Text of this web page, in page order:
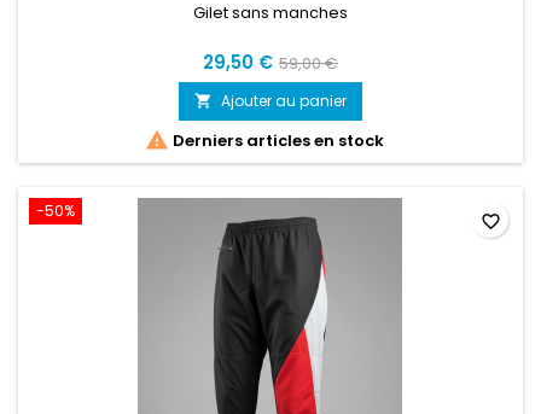
Gilet sans manches
29,50 € 59,00 €
 Ajouter au panier
 Derniers articles en stock
-50% favorite_border